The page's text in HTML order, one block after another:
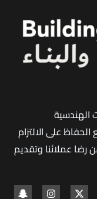
الهندسية
على الالتزام
رضا عملائنا وتقديم